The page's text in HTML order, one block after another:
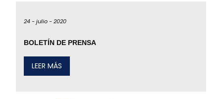
24 -julio -2020
BOLETÍN DE PRENSA
LEER MÁS